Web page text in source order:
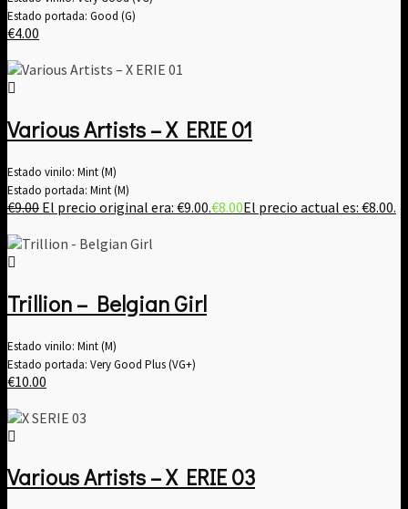
Estado portada: Good (G)
€4.00
Various Artists ‎– X ERIE 01
Estado vinilo: Mint (M)
Estado portada: Mint (M)
€9.00 El precio original era: €9.00.€8.00El precio actual es: €8.00.
Trillion – Belgian Girl
Estado vinilo: Mint (M)
Estado portada: Very Good Plus (VG+)
€10.00
Various Artists ‎– X ERIE 03